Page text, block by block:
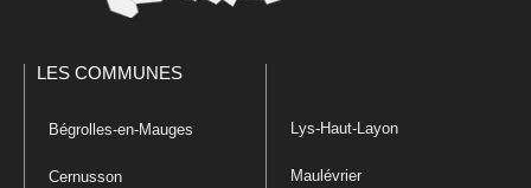
LES COMMUNES
Bégrolles-en-Mauges
Cernusson
Lys-Haut-Layon
Maulévrier